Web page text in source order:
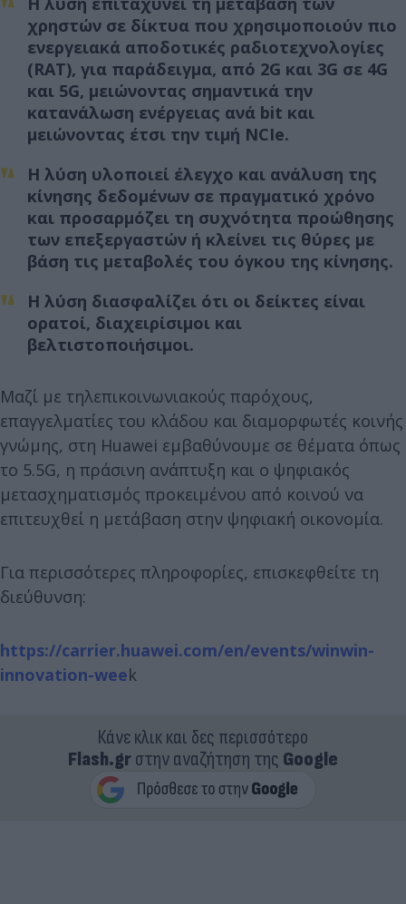
χρηστών σε δίκτυα που χρησιμοποιούν πιο
ενεργειακά αποδοτικές ραδιοτεχνολογίες
(RAT), για παράδειγμα, από 2G και 3G σε 4G
και 5G, μειώνοντας σημαντικά την
κατανάλωση ενέργειας ανά bit και
μειώνοντας έτσι την τιμή NCIe.
Η λύση υλοποιεί έλεγχο και ανάλυση της
κίνησης δεδομένων σε πραγματικό χρόνο
και προσαρμόζει τη συχνότητα προώθησης
των επεξεργαστών ή κλείνει τις θύρες με
βάση τις μεταβολές του όγκου της κίνησης.
Η λύση διασφαλίζει ότι οι δείκτες είναι
ορατοί, διαχειρίσιμοι και
βελτιστοποιήσιμοι.
Μαζί με τηλεπικοινωνιακούς παρόχους,
επαγγελματίες του κλάδου και διαμορφωτές κοινής
γνώμης, στη Huawei εμβαθύνουμε σε θέματα όπως
το 5.5G, η πράσινη ανάπτυξη και ο ψηφιακός
μετασχηματισμός προκειμένου από κοινού να
επιτευχθεί η μετάβαση στην ψηφιακή οικονομία.
Για περισσότερες πληροφορίες, επισκεφθείτε τη
διεύθυνση:
https://carrier.huawei.com/en/events/winwin-
innovation-week
Κάνε κλικ και δες περισσότερο
Flash.grστην αναζήτηση της Google